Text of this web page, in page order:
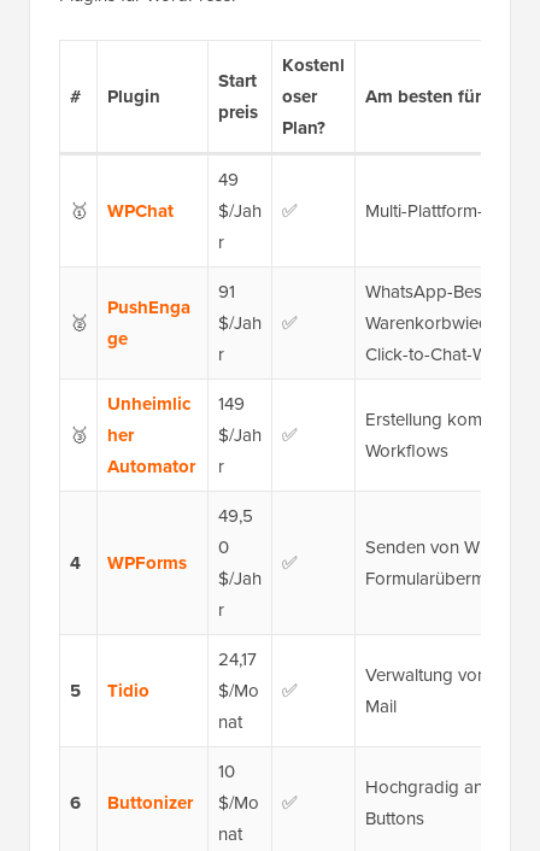
# Plugin
Start
preis
Kostenl
oser
Plan?
Am besten für
🥇 WPChat
49
$/Jah
r
✅ Multi-Plattform-Chat
🥈
PushEnga
ge
91
$/Jah
r
✅
WhatsApp-
Click-to-Chat-Widget
🥉
Unheimlic
her
Automator
149
$/Jah
r
✅
Erstellung komplexer
Workflows
4 WPForms
49,5
0
$/Jah
r
✅
Senden von
5 Tidio
24,17
$/Mo
nat
✅
Verwaltung von
Mail
6 Buttonizer
10
$/Mo
nat
✅
Hochgradig
Buttons